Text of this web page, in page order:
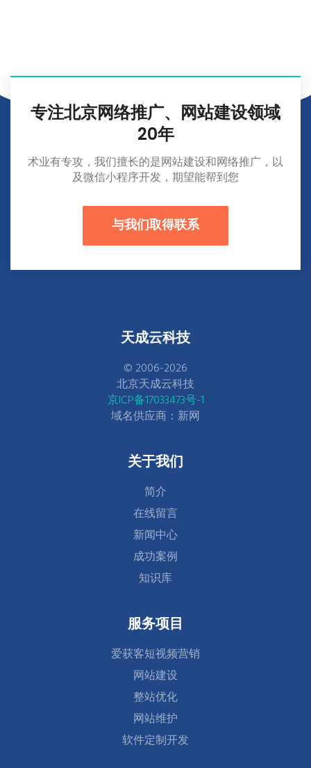
专注北京网络推广、网站建设领域
20年
术业有专攻，我们擅长的是网站建设和网络推广，以
及微信小程序开发，期望能帮到您
与我们取得联系
天成云科技
© 2006-2026
北京天成云科技
京ICP备17033473号-1
域名供应商：新网
关于我们
简介
在线留言
新闻中心
成功案例
知识库
服务项目
爱获客短视频营销
网站建设
整站优化
网站维护
软件定制开发